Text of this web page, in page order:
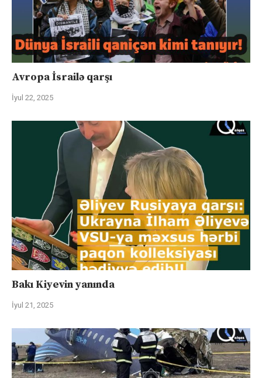
Avropa İsrailə qarşı
İyul 22, 2025
Bakı Kiyevin yanında
İyul 21, 2025